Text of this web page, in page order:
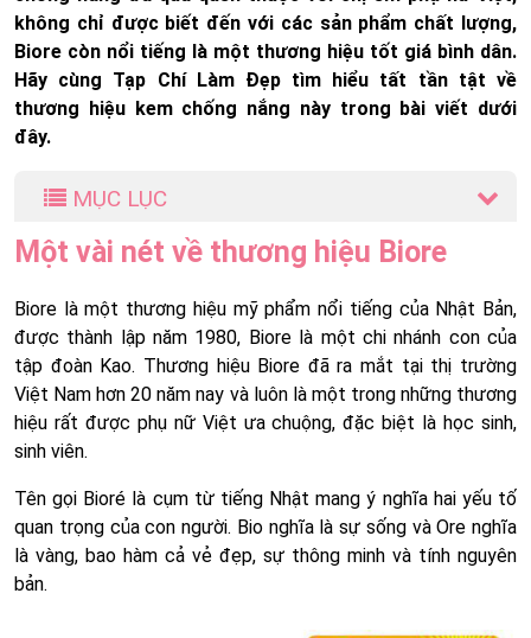
không chỉ được biết đến với các sản phẩm chất lượng,
Biore còn nổi tiếng là một thương hiệu tốt giá bình dân.
Hãy cùng Tạp Chí Làm Đẹp tìm hiểu tất tần tật về
thương hiệu kem chống nắng này trong bài viết dưới
đây.
MỤC LỤC
Một vài nét về thương hiệu Biore
Biore là một thương hiệu mỹ phẩm nổi tiếng của Nhật Bản,
được thành lập năm 1980, Biore là một chi nhánh con của
tập đoàn Kao. Thương hiệu Biore đã ra mắt tại thị trường
Việt Nam hơn 20 năm nay và luôn là một trong những thương
hiệu rất được phụ nữ Việt ưa chuộng, đặc biệt là học sinh,
sinh viên.
Tên gọi Bioré là cụm từ tiếng Nhật mang ý nghĩa hai yếu tố
quan trọng của con người. Bio nghĩa là sự sống và Ore nghĩa
là vàng, bao hàm cả vẻ đẹp, sự thông minh và tính nguyên
bản.